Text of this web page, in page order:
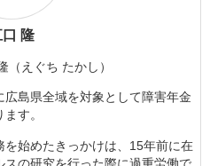
口 隆
えぐち たかし）
島県全域を対象として障害年金
す。
始めたきっかけは、15年前に在
の研究を行った際に過重労働で